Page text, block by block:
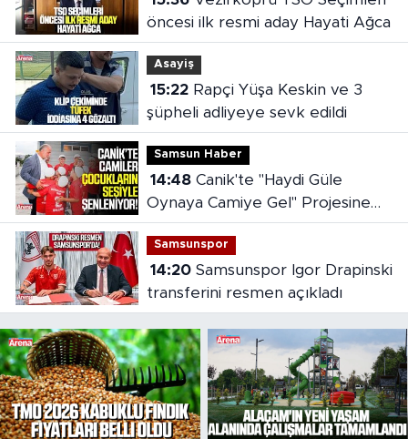
öncesi ilk resmi aday Hayati Ağca
Asayiş
15:22Rapçi Yüşa Keskin ve 3
şüpheli adliyeye sevk edildi
Samsun Haber
14:48Canik'te "Haydi Güle
Oynaya Camiye Gel" Projesine
yoğun ilgi
Samsunspor
14:20Samsunspor Igor Drapinski
transferini resmen açıkladı